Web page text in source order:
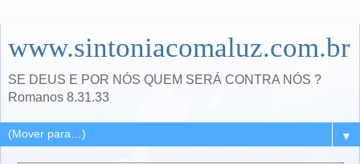
www.sintoniacomaluz.com.br
SE DEUS E POR NÓS QUEM SERÁ CONTRA NÓS ?
Romanos 8.31.33
▼